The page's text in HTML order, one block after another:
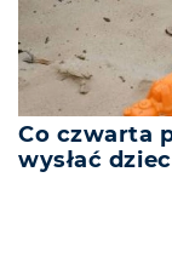
Co czwarta
wysłać